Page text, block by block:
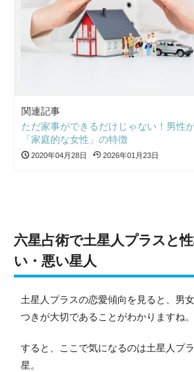
関連記事
ただ家事ができるだけじゃない！男性
「家庭的な女性」の特徴
2020年04月28日 2026年01月23日
六星占術で土星人プラスと
い・悪い星人
土星人プラスの恋愛傾向を見ると、男
つきが大切であることがわかりますね。
すると、ここで気になるのは土星人プ
星。